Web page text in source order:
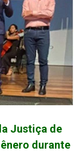
Justiça de
durante